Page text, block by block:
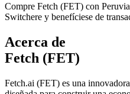
Compre Fetch (FET) con
Switchere y benefíciese de
Acerca de
Fetch (FET)
Fetch.ai (FET) es una